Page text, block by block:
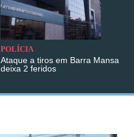
POLÍCIA
Ataque a tiros em Barra Mansa
deixa 2 feridos